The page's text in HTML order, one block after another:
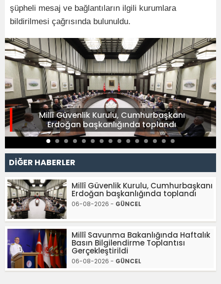
şüpheli mesaj ve bağlantıların ilgili kurumlara
bildirilmesi çağrısında bulunuldu.
Millî Güvenlik Kurulu, Cumhurbaşkanı
Erdoğan başkanlığında toplandı
DİĞER HABERLER
Millî Güvenlik Kurulu, Cumhurbaşkanı
Erdoğan başkanlığında toplandı
06-08-2026 - GÜNCEL
Millî Savunma Bakanlığında Haftalık
Basın Bilgilendirme Toplantısı
Gerçekleştirildi
06-08-2026 - GÜNCEL